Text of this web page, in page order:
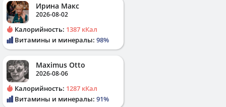
Ирина Макс
2026-08-02
Калорийность: 1387 кКал
Витамины и минералы: 98%
Maximus Otto
2026-08-06
Калорийность: 1287 кКал
Витамины и минералы: 91%